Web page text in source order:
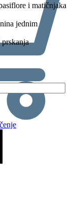
i matičnjaka
jednim